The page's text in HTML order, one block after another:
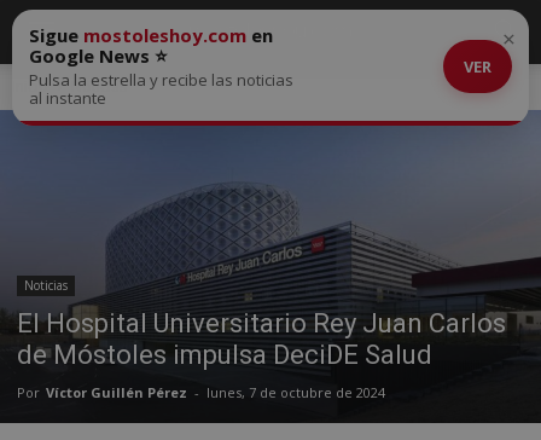
Inicio Noticias
Noticias
El Hospital Universitario Rey Juan Carlos
de Móstoles impulsa DeciDE Salud
Por Víctor Guillén Pérez - lunes, 7 de octubre de 2024
Sigue mostoleshoy.com en
Google News ⭐
Pulsa la estrella y recibe las noticias
al instante
VER
×